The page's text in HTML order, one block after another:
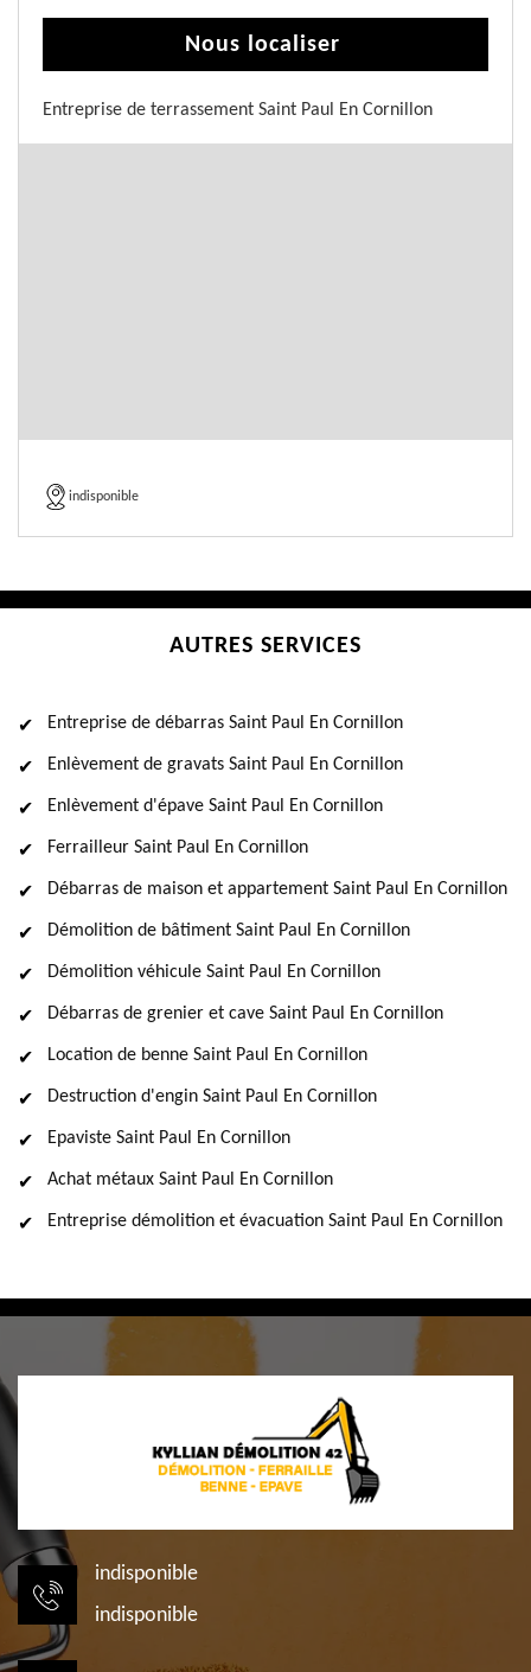
Nous localiser
Entreprise de terrassement Saint Paul En Cornillon
indisponible
AUTRES SERVICES
Entreprise de débarras Saint Paul En Cornillon
Enlèvement de gravats Saint Paul En Cornillon
Enlèvement d'épave Saint Paul En Cornillon
Ferrailleur Saint Paul En Cornillon
Débarras de maison et appartement Saint Paul En Cornillon
Démolition de bâtiment Saint Paul En Cornillon
Démolition véhicule Saint Paul En Cornillon
Débarras de grenier et cave Saint Paul En Cornillon
Location de benne Saint Paul En Cornillon
Destruction d'engin Saint Paul En Cornillon
Epaviste Saint Paul En Cornillon
Achat métaux Saint Paul En Cornillon
Entreprise démolition et évacuation Saint Paul En Cornillon
indisponible
indisponible